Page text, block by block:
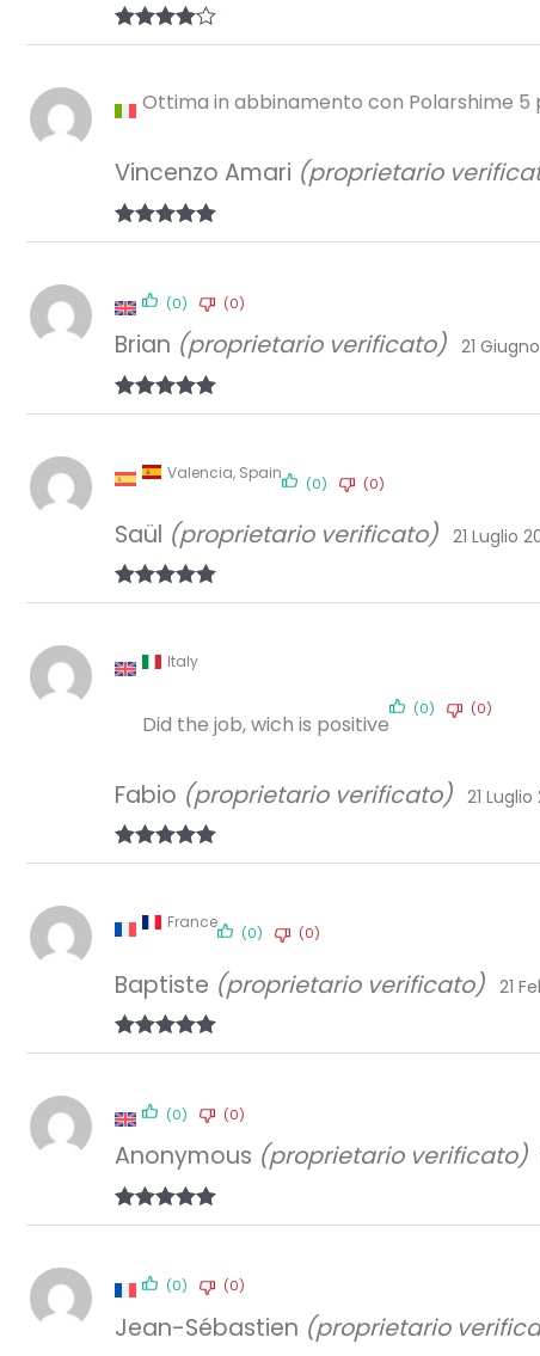
Valutato4
Valutato5
Vincenzo Amari (proprietario
Ottima in abbinamento con Polarshime 5
Valutato5
Brian (proprietario verificato) 21
(0) (0)
Valutato5
Saül (proprietario verificato) 21 Luglio
Valencia, Spain
(0) (0)
Valutato5
Fabio (proprietario verificato) 21
Italy
Did the job, wich is positive
(0) (0)
Valutato5
Baptiste (proprietario verificato) 21
France
(0) (0)
Valutato5
Anonymous (proprietario verificato)
(0) (0)
Jean-Sébastien (proprietario
(0) (0)